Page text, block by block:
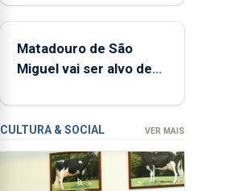
permitindo
reforçar
condições
de
ensino
instituição
pública regional
Matadouro de São
Miguel vai ser alvo de
CULTURA & SOCIAL VER MAIS